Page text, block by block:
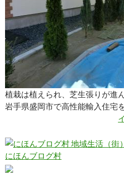
植栽は植えられ、芝生張りが進
岩手県盛岡市で高性能輸入住宅
にほんブログ村